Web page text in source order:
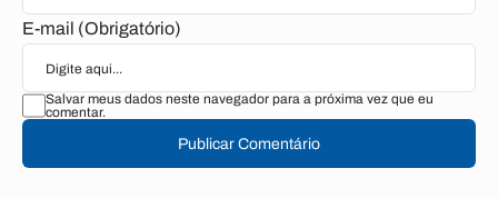
E-mail (Obrigatório)
Salvar meus dados neste navegador para a próxima vez que eu
comentar.
Publicar Comentário